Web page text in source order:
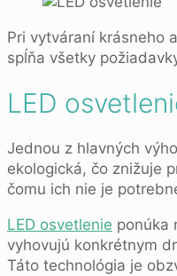
Pri vytváraní krásneho
spĺňa všetky
LED
Jednou z hlavných
ekologická, čo znižuje
čomu ich nie je
LED osvetlenie ponúka
vyhovujú konkrétnym
Táto technológia je